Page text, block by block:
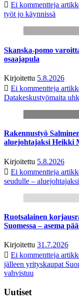
Ei kommentteja
työt jo käynnissä
Skanska-pomo
osaajapula
Kirjoitettu 5.8.2026
Ei kommentteja
Datakeskustyömaita
Rakennustyö
aluejohtajaksi Heikki
Kirjoitettu 5.8.2026
Ei kommentteja
seudulle –
Ruotsalainen
Suomessa – asema
Kirjoitettu 31.7.2026
Ei kommentteja
jälleen yrityskaupat
vahvistuu
Uutiset